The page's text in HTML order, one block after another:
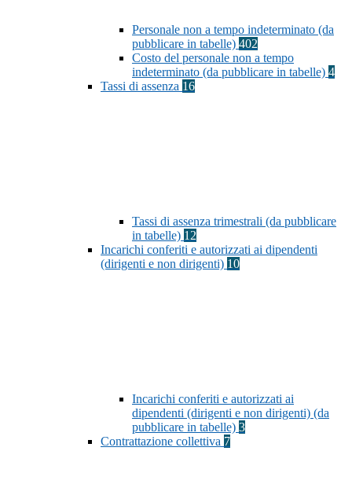
Personale non a tempo indeterminato (da
pubblicare in tabelle) 402
Costo del personale non a tempo
indeterminato (da pubblicare in tabelle) 4
Tassi di assenza 16
Tassi di assenza trimestrali (da pubblicare
in tabelle) 12
Incarichi conferiti e autorizzati ai dipendenti
(dirigenti e non dirigenti) 10
Incarichi conferiti e autorizzati ai
dipendenti (dirigenti e non dirigenti) (da
pubblicare in tabelle) 3
Contrattazione collettiva 7